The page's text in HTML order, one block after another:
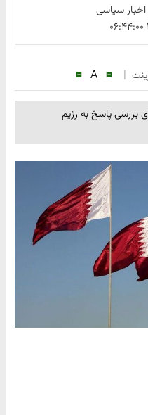
سیاسی
|
A
بررسی پاسخ به رژیم